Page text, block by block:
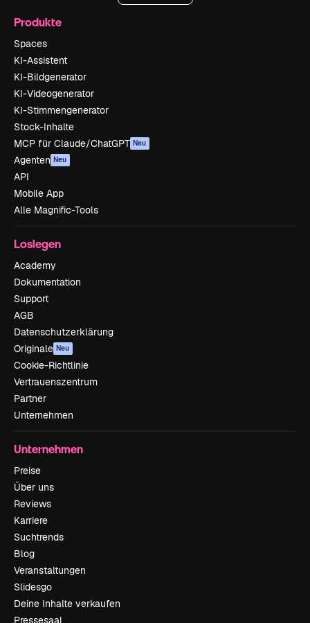
Produkte
Spaces
KI-Assistent
KI-Bildgenerator
KI-Videogenerator
KI-Stimmengenerator
Stock-Inhalte
MCP für Claude/ChatGPT Neu
Agenten Neu
API
Mobile App
Alle Magnific-Tools
Loslegen
Academy
Dokumentation
Support
AGB
Datenschutzerklärung
Originale Neu
Cookie-Richtlinie
Vertrauenszentrum
Partner
Unternehmen
Unternehmen
Preise
Über uns
Reviews
Karriere
Suchtrends
Blog
Veranstaltungen
Slidesgo
Deine Inhalte verkaufen
Pressesaal